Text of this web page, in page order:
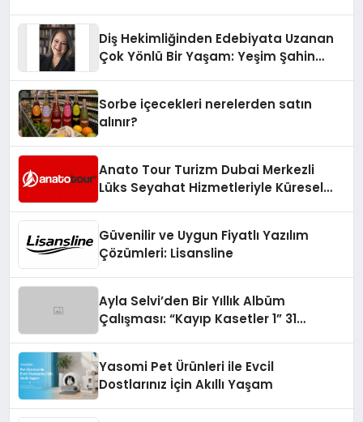
Diş Hekimliğinden Edebiyata Uzanan
Çok Yönlü Bir Yaşam: Yeşim Şahin
Sorbe içecekleri nerelerden satın
alınır?
Anato Tour Turizm Dubai Merkezli
Lüks Seyahat Hizmetleriyle Küresel
Güvenilir ve Uygun Fiyatlı Yazılım
Çözümleri: Lisansline
Ayla Selvi’den Bir Yıllık Albüm
Çalışması: “Kayıp Kasetler 1” 31
Yasomi Pet Ürünleri ile Evcil
Dostlarınız İçin Akıllı Yaşam